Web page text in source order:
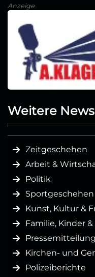
Anzeige
Weitere
Zeitgeschehen
Arbeit &
Politik
Sportgeschehen
Kunst, Kultur &
Familie, Kinder
Kirchen- und
Polizeiberichte